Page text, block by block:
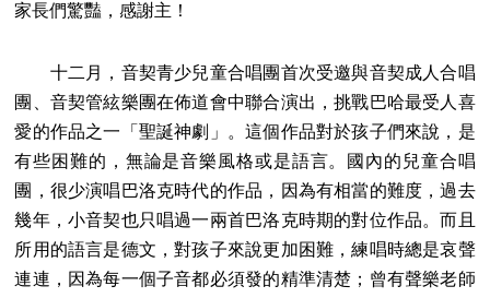
家長們驚豔，感謝主！
十二月，音契青少兒童合唱團首次受邀與音契成人合唱
團、音契管絃樂團在佈道會中聯合演出，挑戰巴哈最受人喜
愛的作品之一「聖誕神劇」。這個作品對於孩子們來說，是
有些困難的，無論是音樂風格或是語言。國內的兒童合唱
團，很少演唱巴洛克時代的作品，因為有相當的難度，過去
幾年，小音契也只唱過一兩首巴洛克時期的對位作品。而且
所用的語言是德文，對孩子來說更加困難，練唱時總是哀聲
連連，因為每一個子音都必須發的精準清楚；曾有聲樂老師